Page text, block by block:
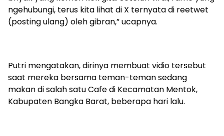
ngehubungi, terus kita lihat di X ternyata di reetwet
(posting ulang) oleh gibran,” ucapnya.
Putri mengatakan, dirinya membuat vidio tersebut
saat mereka bersama teman-teman sedang
makan di salah satu Cafe di Kecamatan Mentok,
Kabupaten Bangka Barat, beberapa hari lalu.